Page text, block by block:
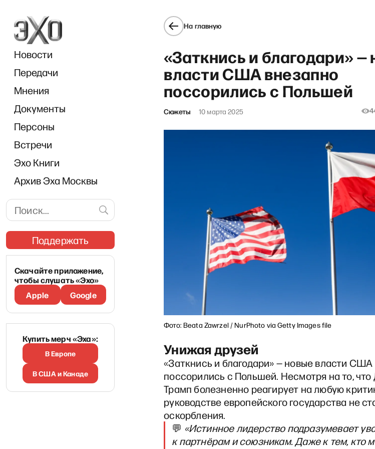
Новости
Передачи
Мнения
Документы
Персоны
Встречи
Эхо Книги
Архив Эха Москвы
Поддержать
Скачайте приложение,
чтобы слушать «Эхо»
Apple
Google
Купить мерч «Эха»:
В Европе
В США и Канаде
На главную
«Заткнись и благодари» —
власти США внезапно
поссорились с Польшей
Сюжеты 10 марта 2025
Фото: Beata Zawrzel / NurPhoto via Getty Images file
Унижая друзей
«Заткнись и благодари» — новые власти
поссорились с Польшей. Несмотря на то,
Трамп болезненно реагирует на любую
руководстве европейского государства не
оскорбления.
💬 «Истинное лидерство подразумевает
к партнёрам и союзникам. Даже к тем, кто
«В рабочий полдень»